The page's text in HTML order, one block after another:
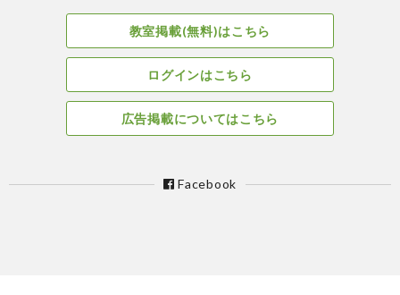
教室掲載(無料)はこちら
ログインはこちら
広告掲載についてはこちら
Facebook